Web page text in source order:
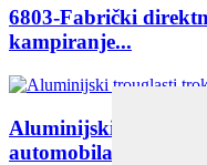
6803-Fabrički
kampiranje...
Aluminijski
automobila T30